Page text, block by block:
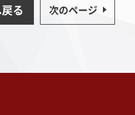
る 次のページ